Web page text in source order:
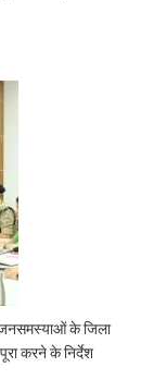
जनसमस्याओं के जिला
करने के निर्देश